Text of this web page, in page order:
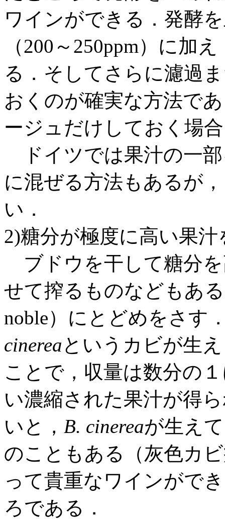
ワインができる．発酵
（200～250ppm）に加
る．そしてさらに濾過
おくのが確実な方法で
ージュだけしておく場
ドイツでは果汁の一
に混ぜる方法もあるが
い．
2)糖分が極度に高い果
ブドウを干して糖分
せて搾るものなどもあ
noble）にとどめをさす
cinereaというカビが生
ことで，収量は数分の
い濃縮された果汁が得
いと， B. cinereaが生え
のこともある（灰色カ
って貴重なワインがで
ろである．